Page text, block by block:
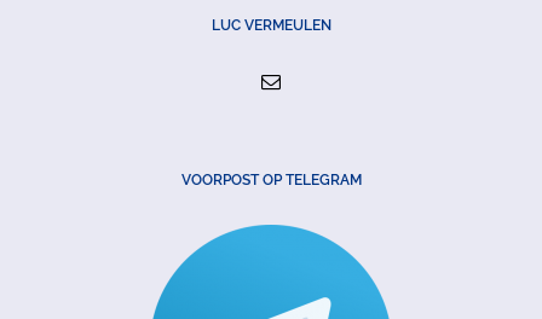
LUC VERMEULEN
VOORPOST OP TELEGRAM